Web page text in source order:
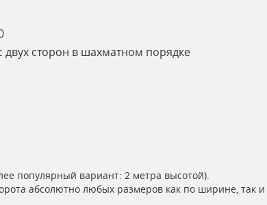
сторон в шахматном порядке
популярный вариант: 2 метра высотой).
абсолютно любых размеров как по ширине, так